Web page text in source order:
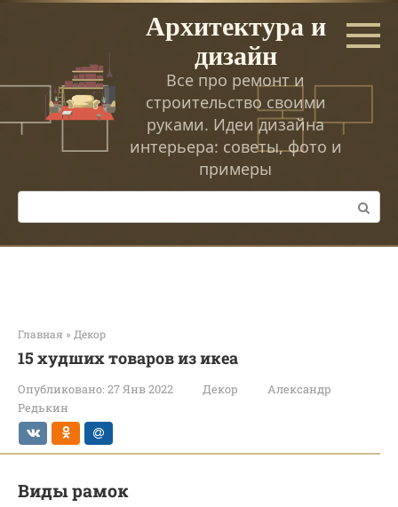
Перейти
Архитектура и
дизайн
Все про ремонт и
строительство своими
руками. Идеи дизайна
интерьера: советы, фото и
примеры
Поиск:
Главная » Декор
15 худших товаров из икеа
Опубликовано: 27 Янв 2022 Декор
Александр
Редькин
Виды рамок